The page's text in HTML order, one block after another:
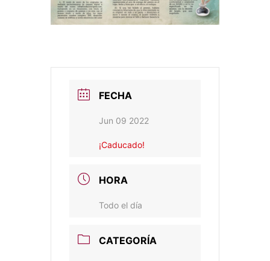
FECHA
Jun 09 2022
¡Caducado!
HORA
Todo el día
CATEGORÍA